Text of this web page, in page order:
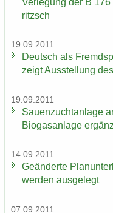
ritzsch
19.09.2011
Deutsch als
zeigt Aus­stel­lung
19.09.2011
Sauen­zucht­an­la­ge
Bio­gas­an­la­ge
14.09.2011
Ge­än­der­te
wer­den aus­ge­legt
07.09.2011